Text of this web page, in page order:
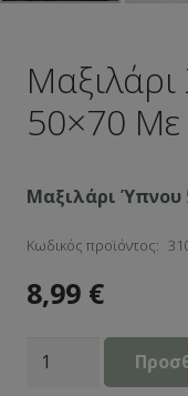
50×70 Με
Μαξιλάρι Ύπνου
Κωδικός προϊόντος:
8,99 €
Μαξιλάρι
Ξενοδοχείου